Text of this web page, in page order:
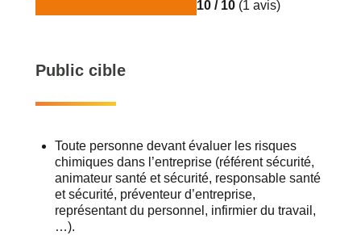
10 / 10 (1 avis)
Public cible
Toute personne devant évaluer les risques
chimiques dans l’entreprise (référent sécurité,
animateur santé et sécurité, responsable santé
et sécurité, préventeur d’entreprise,
représentant du personnel, infirmier du travail,
…).